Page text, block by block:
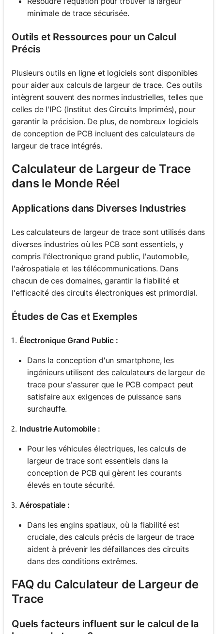
minimale de trace sécurisée.
Outils et Ressources pour un Calcul
Précis
Plusieurs outils en ligne et logiciels sont disponibles
pour aider aux calculs de largeur de trace. Ces outils
intègrent souvent des normes industrielles, telles que
celles de l'IPC (Institut des Circuits Imprimés), pour
garantir la précision. De plus, de nombreux logiciels
de conception de PCB incluent des calculateurs de
largeur de trace intégrés.
Calculateur de Largeur de Trace
dans le Monde Réel
Applications dans Diverses Industries
Les calculateurs de largeur de trace sont utilisés dans
diverses industries où les PCB sont essentiels, y
compris l'électronique grand public, l'automobile,
l'aérospatiale et les télécommunications. Dans
chacun de ces domaines, garantir la fiabilité et
l'efficacité des circuits électroniques est primordial.
Études de Cas et Exemples
Électronique Grand Public :
Dans la conception d'un smartphone, les
ingénieurs utilisent des calculateurs de largeur de
trace pour s'assurer que le PCB compact peut
satisfaire aux exigences de puissance sans
surchauffe.
Industrie Automobile :
Pour les véhicules électriques, les calculs de
largeur de trace sont essentiels dans la
conception de PCB qui gèrent les courants
élevés en toute sécurité.
Aérospatiale :
Dans les engins spatiaux, où la fiabilité est
cruciale, des calculs précis de largeur de trace
aident à prévenir les défaillances des circuits
dans des conditions extrêmes.
FAQ du Calculateur de Largeur de
Trace
Quels facteurs influent sur le calcul de la